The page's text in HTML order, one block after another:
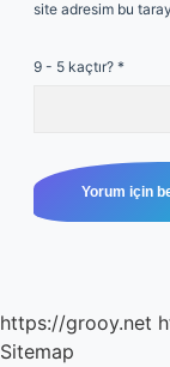
site adresim bu
9 - 5 kaçtır? *
https://grooy.net
Sitemap